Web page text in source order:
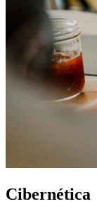
Cibernética